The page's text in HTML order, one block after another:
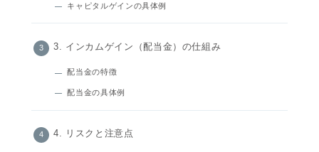
キャピタルゲインの具体例
3. インカムゲイン（配当金）の仕組み
配当金の特徴
配当金の具体例
4. リスクと注意点